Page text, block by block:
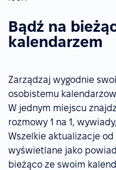
Bądź na
kalendarzem
Zarządzaj wygodnie
osobistemu
W jednym miejscu
rozmowy 1 na 1,
Wszelkie aktualizacje
wyświetlane jako
bieżąco ze swoim